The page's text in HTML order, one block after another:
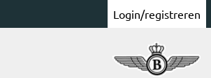
naar
Login/registreren